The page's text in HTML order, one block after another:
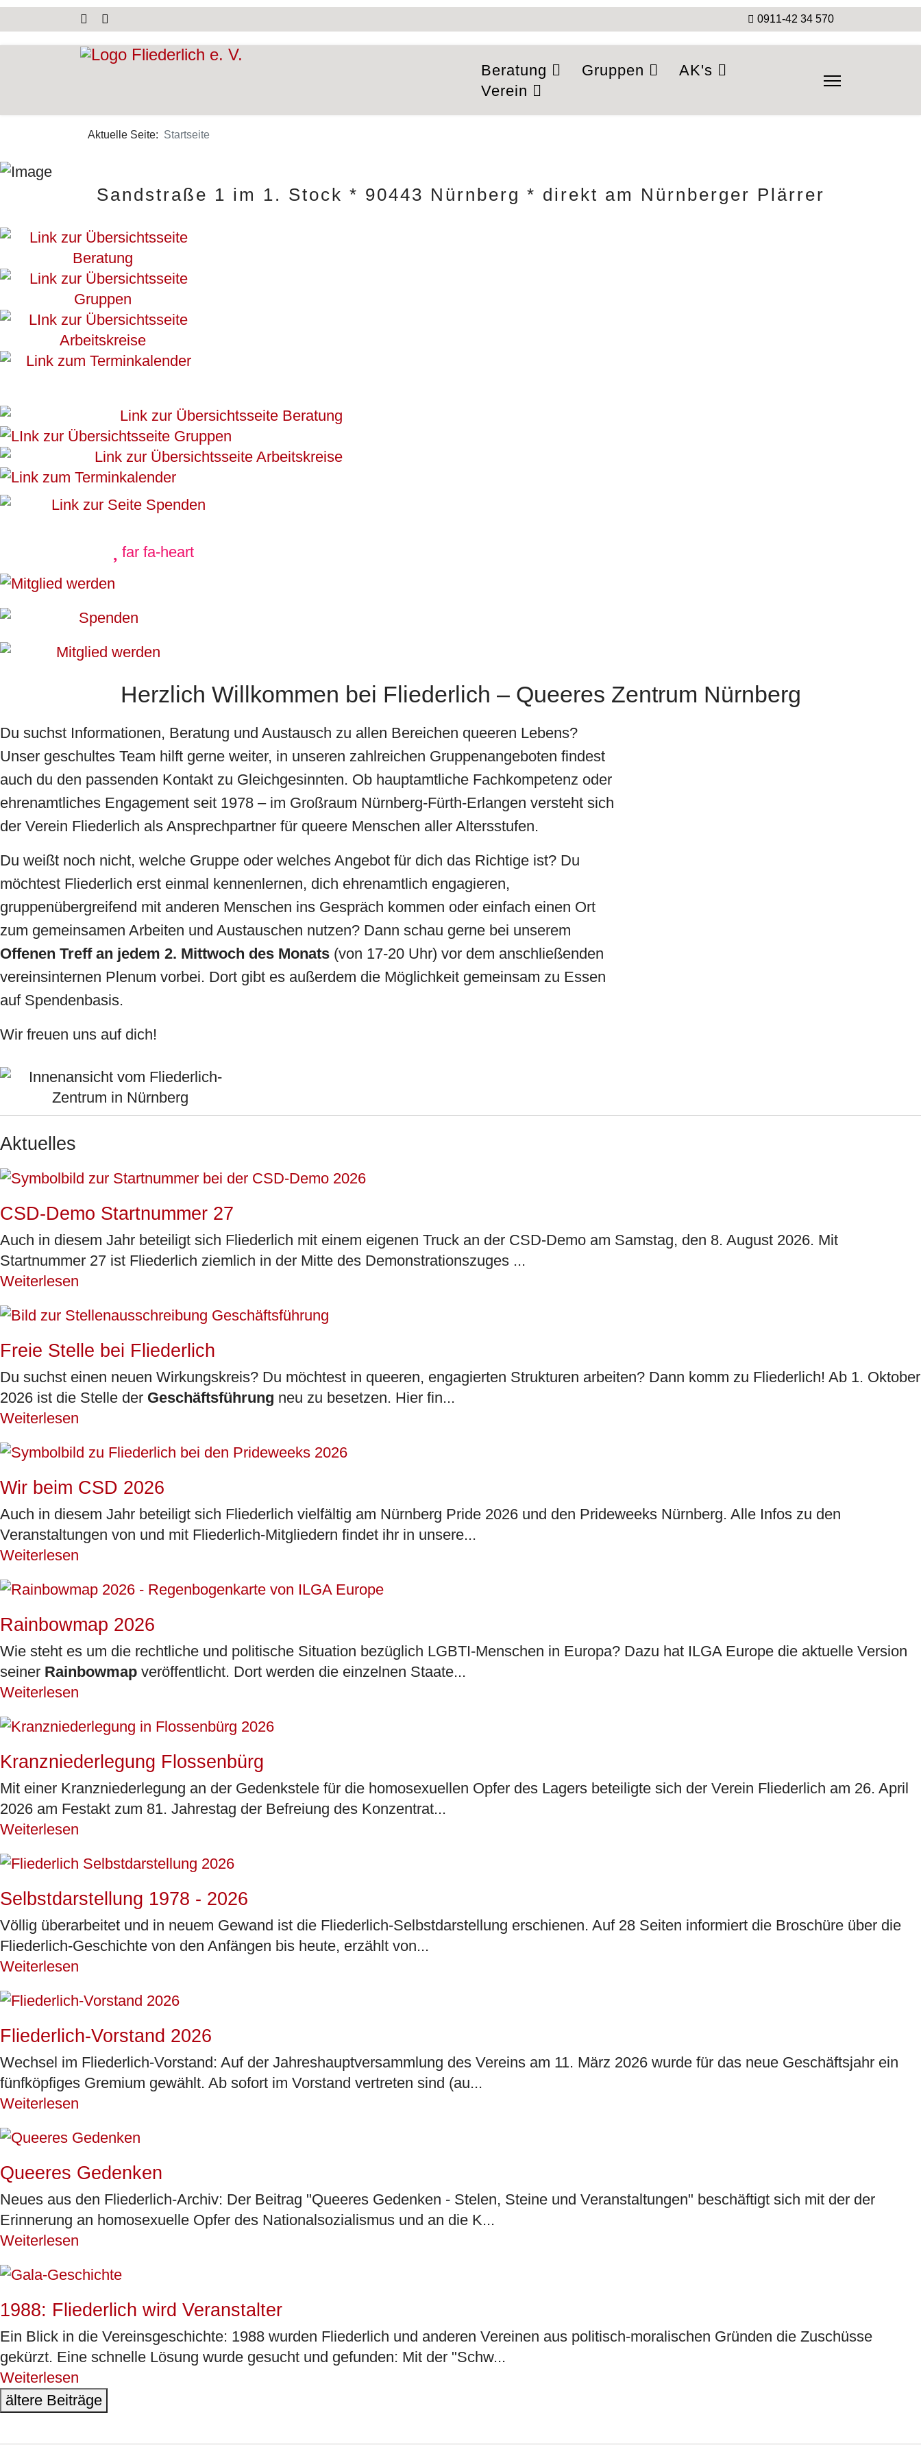
0911-42 34 570
Beratung Gruppen
AK's
Verein
Aktuelle Seite: Startseite
Sandstraße 1 im 1. Stock * 90443 Nürnberg * direkt am Nürnberger Plärrer
far fa-heart
Herzlich Willkommen bei Fliederlich – Queeres Zentrum Nürnberg
Du suchst Informationen, Beratung und Austausch zu allen Bereichen queeren Lebens?
Unser geschultes Team hilft gerne weiter, in unseren zahlreichen Gruppenangeboten findest
auch du den passenden Kontakt zu Gleichgesinnten. Ob hauptamtliche Fachkompetenz oder
ehrenamtliches Engagement seit 1978 – im Großraum Nürnberg-Fürth-Erlangen versteht sich
der Verein Fliederlich als Ansprechpartner für queere Menschen aller Altersstufen.
Du weißt noch nicht, welche Gruppe oder welches Angebot für dich das Richtige ist? Du
möchtest Fliederlich erst einmal kennenlernen, dich ehrenamtlich engagieren,
gruppenübergreifend mit anderen Menschen ins Gespräch kommen oder einfach einen Ort
zum gemeinsamen Arbeiten und Austauschen nutzen? Dann schau gerne bei unserem
Offenen Treff an jedem 2. Mittwoch des Monats (von 17-20 Uhr) vor dem anschließenden
vereinsinternen Plenum vorbei. Dort gibt es außerdem die Möglichkeit gemeinsam zu Essen
auf Spendenbasis.
Wir freuen uns auf dich!
Aktuelles
CSD-Demo Startnummer 27
Auch in diesem Jahr beteiligt sich Fliederlich mit einem eigenen Truck an der CSD-Demo am Samstag, den 8. August 2026. Mit
Startnummer 27 ist Fliederlich ziemlich in der Mitte des Demonstrationszuges ...
Weiterlesen
Freie Stelle bei Fliederlich
Du suchst einen neuen Wirkungskreis? Du möchtest in queeren, engagierten Strukturen arbeiten? Dann komm zu Fliederlich! Ab 1. Oktober
2026 ist die Stelle der Geschäftsführung neu zu besetzen. Hier fin...
Weiterlesen
Wir beim CSD 2026
Auch in diesem Jahr beteiligt sich Fliederlich vielfältig am Nürnberg Pride 2026 und den Prideweeks Nürnberg. Alle Infos zu den
Veranstaltungen von und mit Fliederlich-Mitgliedern findet ihr in unsere...
Weiterlesen
Rainbowmap 2026
Wie steht es um die rechtliche und politische Situation bezüglich LGBTI-Menschen in Europa? Dazu hat ILGA Europe die aktuelle Version
seiner Rainbowmap veröffentlicht. Dort werden die einzelnen Staate...
Weiterlesen
Kranzniederlegung Flossenbürg
Mit einer Kranzniederlegung an der Gedenkstele für die homosexuellen Opfer des Lagers beteiligte sich der Verein Fliederlich am 26. April
2026 am Festakt zum 81. Jahrestag der Befreiung des Konzentrat...
Weiterlesen
Selbstdarstellung 1978 - 2026
Völlig überarbeitet und in neuem Gewand ist die Fliederlich-Selbstdarstellung erschienen. Auf 28 Seiten informiert die Broschüre über die
Fliederlich-Geschichte von den Anfängen bis heute, erzählt von...
Weiterlesen
Fliederlich-Vorstand 2026
Wechsel im Fliederlich-Vorstand: Auf der Jahreshauptversammlung des Vereins am 11. März 2026 wurde für das neue Geschäftsjahr ein
fünfköpfiges Gremium gewählt. Ab sofort im Vorstand vertreten sind (au...
Weiterlesen
Queeres Gedenken
Neues aus den Fliederlich-Archiv: Der Beitrag "Queeres Gedenken - Stelen, Steine und Veranstaltungen" beschäftigt sich mit der der
Erinnerung an homosexuelle Opfer des Nationalsozialismus und an die K...
Weiterlesen
1988: Fliederlich wird Veranstalter
Ein Blick in die Vereinsgeschichte: 1988 wurden Fliederlich und anderen Vereinen aus politisch-moralischen Gründen die Zuschüsse
gekürzt. Eine schnelle Lösung wurde gesucht und gefunden: Mit der "Schw...
Weiterlesen
ältere Beiträge